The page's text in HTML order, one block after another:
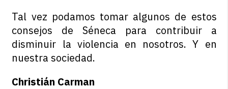
Tal vez podamos tomar algunos de estos
consejos de Séneca para contribuir a
disminuir la violencia en nosotros. Y en
nuestra sociedad.
Christián Carman